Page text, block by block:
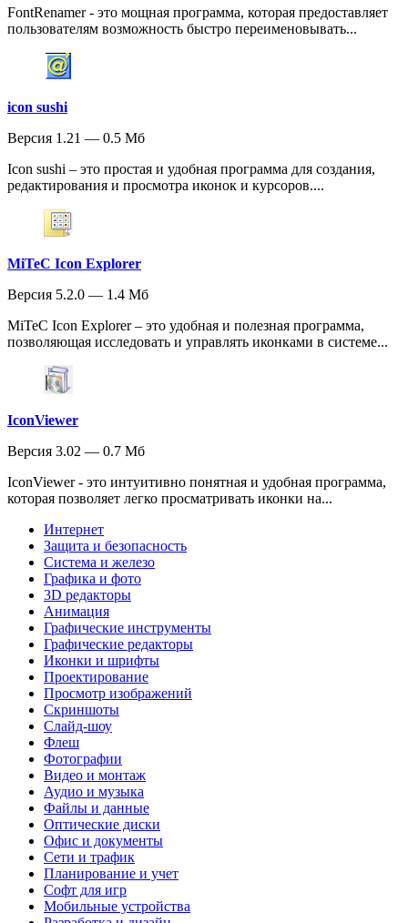
FontRenamer - это мощная программа, которая предоставляет
пользователям возможность быстро переименовывать...
icon sushi
Версия 1.21 — 0.5 Мб
Icon sushi – это простая и удобная программа для создания,
редактирования и просмотра иконок и курсоров....
MiTeC Icon Explorer
Версия 5.2.0 — 1.4 Мб
MiTeC Icon Explorer – это удобная и полезная программа,
позволяющая исследовать и управлять иконками в системе...
IconViewer
Версия 3.02 — 0.7 Мб
IconViewer - это интуитивно понятная и удобная программа,
которая позволяет легко просматривать иконки на...
Интернет
Защита и безопасность
Система и железо
Графика и фото
3D редакторы
Анимация
Графические инструменты
Графические редакторы
Иконки и шрифты
Проектирование
Просмотр изображений
Скриншоты
Слайд-шоу
Флеш
Фотографии
Видео и монтаж
Аудио и музыка
Файлы и данные
Оптические диски
Офис и документы
Сети и трафик
Планирование и учет
Софт для игр
Мобильные устройства